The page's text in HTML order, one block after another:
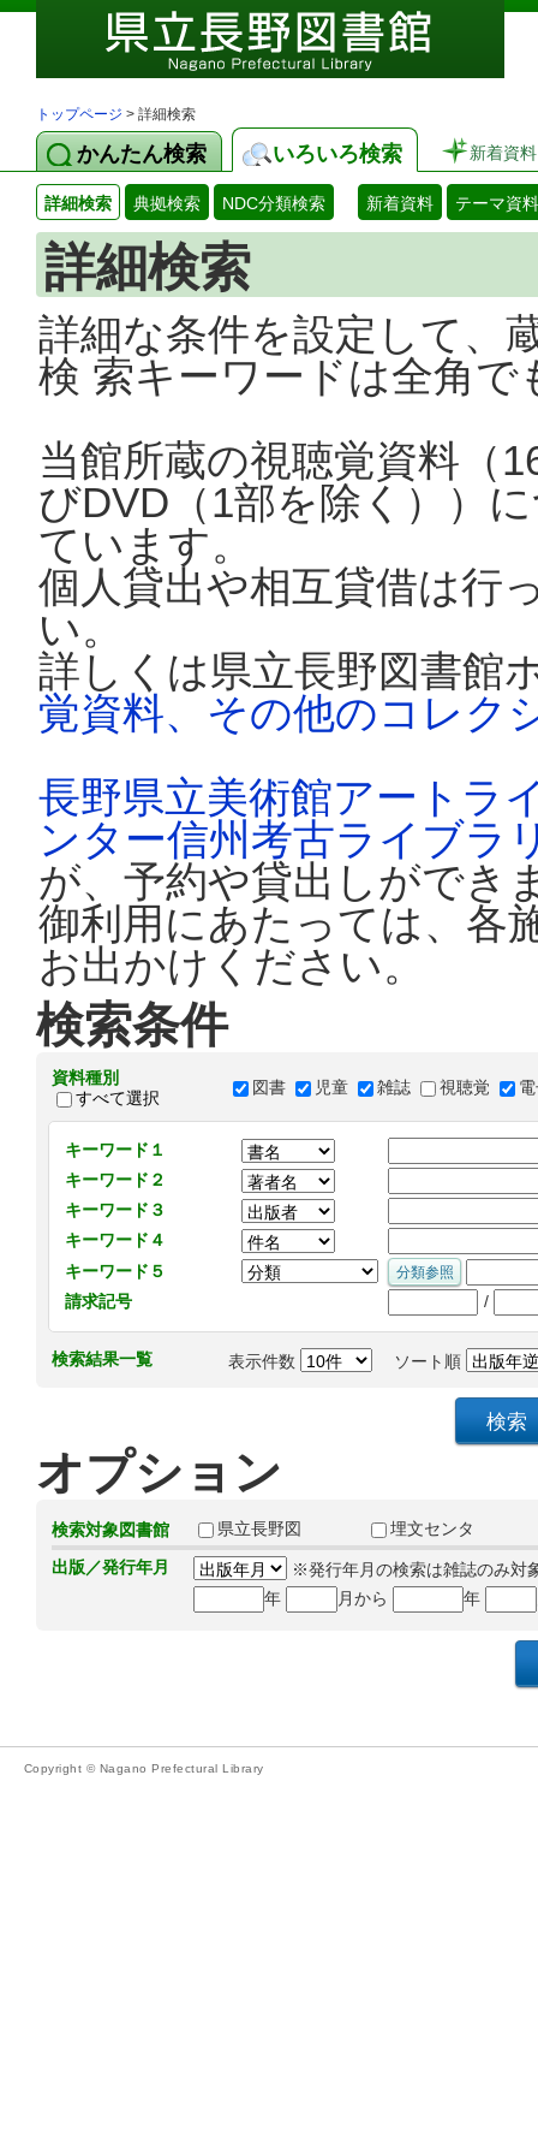
トップページ > 詳細検索
かんたん検索 いろいろ検索 新着資料
詳細検索 典拠検索 NDC分類検索 新着資料 テーマ資料
詳細検索
詳細な条件を設定して、
検 索キーワードは全角
当館所蔵の視聴覚資料（
びDVD（1部を除く））
ています。
個人貸出や相互貸借は行
い。
詳しくは県立長野図書館
覚資料、その他のコレク
長野県立美術館アートラ
ンター信州考古ライブラ
が、予約や貸出しができ
御利用にあたっては、各
お出かけください。
検索条件
資料種別
すべて選択
図書 児童 雑誌 視聴覚
キーワード１
キーワード２
キーワード３
キーワード４
キーワード５
請求記号
/
検索結果一覧 表示件数 ソート順
オプション
検索対象図書館 県立長野図
埋文センタ
出版／発行年月
※発行年月の検索は雑誌のみ対
年
月から 年
Copyright © Nagano Prefectural Library